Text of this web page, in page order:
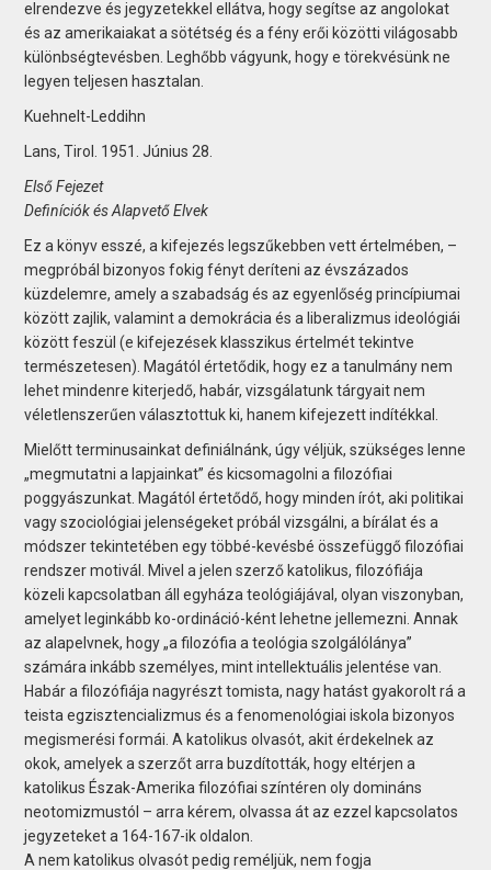
elrendezve és jegyzetekkel ellátva, hogy segítse az angolokat
és az amerikaiakat a sötétség és a fény erői közötti világosabb
különbségtevésben. Leghőbb vágyunk, hogy e törekvésünk ne
legyen teljesen hasztalan.
Kuehnelt-Leddihn
Lans, Tirol. 1951. Június 28.
Első Fejezet
Definíciók és Alapvető Elvek
Ez a könyv esszé, a kifejezés legszűkebben vett értelmében, –
megpróbál bizonyos fokig fényt deríteni az évszázados
küzdelemre, amely a szabadság és az egyenlőség princípiumai
között zajlik, valamint a demokrácia és a liberalizmus ideológiái
között feszül (e kifejezések klasszikus értelmét tekintve
természetesen). Magától értetődik, hogy ez a tanulmány nem
lehet mindenre kiterjedő, habár, vizsgálatunk tárgyait nem
véletlenszerűen választottuk ki, hanem kifejezett indítékkal.
Mielőtt terminusainkat definiálnánk, úgy véljük, szükséges lenne
„megmutatni a lapjainkat” és kicsomagolni a filozófiai
poggyászunkat. Magától értetődő, hogy minden írót, aki politikai
vagy szociológiai jelenségeket próbál vizsgálni, a bírálat és a
módszer tekintetében egy többé-kevésbé összefüggő filozófiai
rendszer motivál. Mivel a jelen szerző katolikus, filozófiája
közeli kapcsolatban áll egyháza teológiájával, olyan viszonyban,
amelyet leginkább ko-ordináció-ként lehetne jellemezni. Annak
az alapelvnek, hogy „a filozófia a teológia szolgálólánya”
számára inkább személyes, mint intellektuális jelentése van.
Habár a filozófiája nagyrészt tomista, nagy hatást gyakorolt rá a
teista egzisztencializmus és a fenomenológiai iskola bizonyos
megismerési formái. A katolikus olvasót, akit érdekelnek az
okok, amelyek a szerzőt arra buzdították, hogy eltérjen a
katolikus Észak-Amerika filozófiai színtéren oly domináns
neotomizmustól – arra kérem, olvassa át az ezzel kapcsolatos
jegyzeteket a 164-167-ik oldalon.
A nem katolikus olvasót pedig reméljük, nem fogja